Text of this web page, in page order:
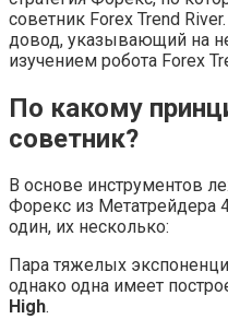
советник Forex Trend
довод, указывающий на
изучением робота Forex
По какому
советник?
В основе инструментов
Форекс из Метатрейдера
один, их несколько:
Пара тяжелых
однако одна имеет
High.